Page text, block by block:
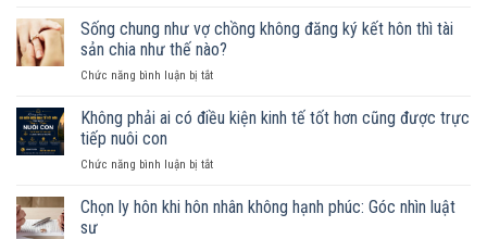
nữ
sống
chung
như
chồng
hợp
được
Sống chung như vợ chồng không đăng ký kết hôn thì tài
sản chia như thế nào?
Chức năng bình luận bị tắtở
chung
chồng
đăng
Không phải ai có điều kiện kinh tế tốt hơn cũng được trực
tiếp nuôi con
Chức năng bình luận bị tắtở
phải
Chọn ly hôn khi hôn nhân không hạnh phúc: Góc nhìn luật
sư